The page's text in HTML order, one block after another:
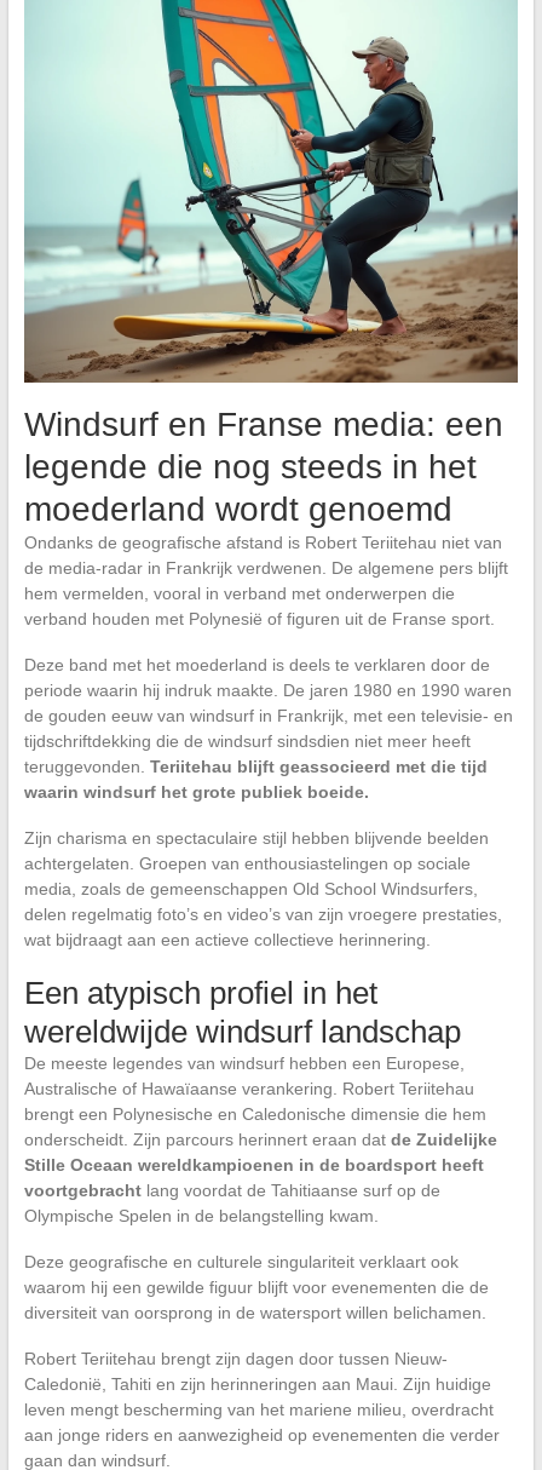
Windsurf en Franse media: een
legende die nog steeds in het
moederland wordt genoemd
Ondanks de geografische afstand is Robert Teriitehau niet van
de media-radar in Frankrijk verdwenen. De algemene pers blijft
hem vermelden, vooral in verband met onderwerpen die
verband houden met Polynesië of figuren uit de Franse sport.
Deze band met het moederland is deels te verklaren door de
periode waarin hij indruk maakte. De jaren 1980 en 1990 waren
de gouden eeuw van windsurf in Frankrijk, met een televisie- en
tijdschriftdekking die de windsurf sindsdien niet meer heeft
teruggevonden. Teriitehau blijft geassocieerd met die tijd
waarin windsurf het grote publiek boeide.
Zijn charisma en spectaculaire stijl hebben blijvende beelden
achtergelaten. Groepen van enthousiastelingen op sociale
media, zoals de gemeenschappen Old School Windsurfers,
delen regelmatig foto’s en video’s van zijn vroegere prestaties,
wat bijdraagt aan een actieve collectieve herinnering.
Een atypisch profiel in het
wereldwijde windsurf landschap
De meeste legendes van windsurf hebben een Europese,
Australische of Hawaïaanse verankering. Robert Teriitehau
brengt een Polynesische en Caledonische dimensie die hem
onderscheidt. Zijn parcours herinnert eraan dat de Zuidelijke
Stille Oceaan wereldkampioenen in de boardsport heeft
voortgebrachtlang voordat de Tahitiaanse surf op de
Olympische Spelen in de belangstelling kwam.
Deze geografische en culturele singulariteit verklaart ook
waarom hij een gewilde figuur blijft voor evenementen die de
diversiteit van oorsprong in de watersport willen belichamen.
Robert Teriitehau brengt zijn dagen door tussen Nieuw-
Caledonië, Tahiti en zijn herinneringen aan Maui. Zijn huidige
leven mengt bescherming van het mariene milieu, overdracht
aan jonge riders en aanwezigheid op evenementen die verder
gaan dan windsurf.